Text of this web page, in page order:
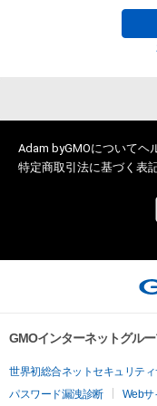
Adam byGMOについてヘ
特定商取引法に基づく表
GMOインターネットグル
世界初総合ネットセキュリテ
パスワード漏洩診断
Webサ